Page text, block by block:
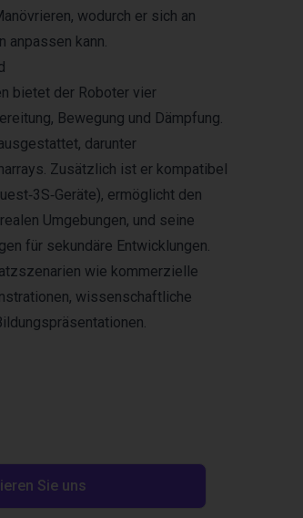
wodurch er sich an
anpassen kann.
bietet der Roboter vier
Bewegung und Dämpfung.
darunter
Zusätzlich ist er kompatibel
ermöglicht den
Umgebungen, und seine
für sekundäre Entwicklungen.
wie kommerzielle
wissenschaftliche
Sie uns